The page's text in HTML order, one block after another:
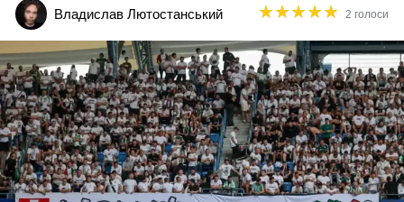
2 ліга
Різне
Букмекери
Казино
Владислав Лютостанський ★★★★★
★★★★★ 2 голоси